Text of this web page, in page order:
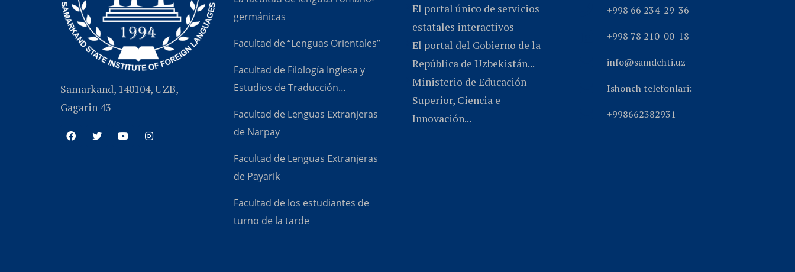
Samarkand, 140104, UZB,
Gagarin 43
germánicas
Facultad de “Lenguas Orientales”
Facultad de Filología Inglesa y
Estudios de Traducción…
Facultad de Lenguas Extranjeras
de Narpay
Facultad de Lenguas Extranjeras
de Payarik
Facultad de los estudiantes de
turno de la tarde
El portal único de servicios
estatales interactivos
El portal del Gobierno de la
República de Uzbekistán...
Ministerio de Educación
Superior, Ciencia e
Innovación...
+998 66 234-29-36
+998 78 210-00-18
info@samdchti.uz
Ishonch telefonlari:
+998662382931